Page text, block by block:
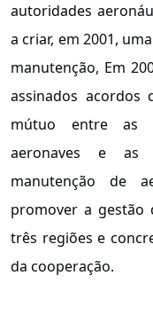
autoridades
a criar, em 2001,
manutenção, Em
assinados acordos
mútuo entre as
aeronaves e as
manutenção de
promover a gestão
três regiões e
da cooperação.